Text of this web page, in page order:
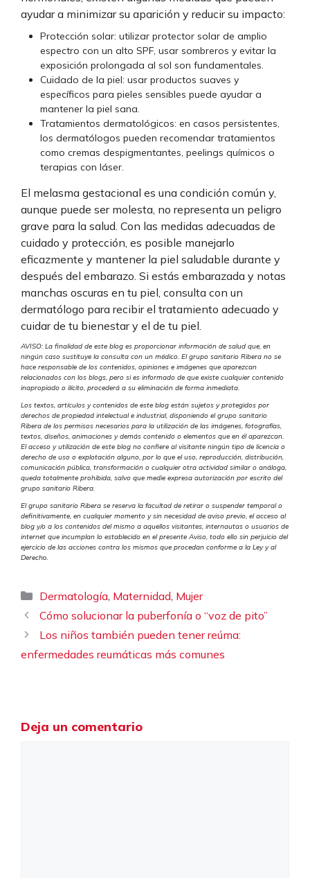
ayudar a minimizar su aparición y reducir su impacto:
Protección solar: utilizar protector solar de amplio
espectro con un alto SPF, usar sombreros y evitar la
exposición prolongada al sol son fundamentales.
Cuidado de la piel: usar productos suaves y
específicos para pieles sensibles puede ayudar a
mantener la piel sana.
Tratamientos dermatológicos: en casos persistentes,
los dermatólogos pueden recomendar tratamientos
como cremas despigmentantes, peelings químicos o
terapias con láser.
El melasma gestacional es una condición común y,
aunque puede ser molesta, no representa un peligro
grave para la salud. Con las medidas adecuadas de
cuidado y protección, es posible manejarlo
eficazmente y mantener la piel saludable durante y
después del embarazo. Si estás embarazada y notas
manchas oscuras en tu piel, consulta con un
dermatólogo para recibir el tratamiento adecuado y
cuidar de tu bienestar y el de tu piel.
AVISO: La finalidad de este blog es proporcionar información de salud que, en
ningún caso sustituye la consulta con un médico. El grupo sanitario Ribera no se
hace responsable de los contenidos, opiniones e imágenes que aparezcan
relacionados con los blogs, pero si es informado de que existe cualquier contenido
inapropiado o ilícito, procederá a su eliminación de forma inmediata.
Los textos, artículos y contenidos de este blog están sujetos y protegidos por
derechos de propiedad intelectual e industrial, disponiendo el grupo sanitario
Ribera de los permisos necesarios para la utilización de las imágenes, fotografías,
textos, diseños, animaciones y demás contenido o elementos que en él aparezcan.
El acceso y utilización de este blog no confiere al visitante ningún tipo de licencia o
derecho de uso o explotación alguno, por lo que el uso, reproducción, distribución,
comunicación pública, transformación o cualquier otra actividad similar o análoga,
queda totalmente prohibida, salvo que medie expresa autorización por escrito del
grupo sanitario Ribera.
El grupo sanitario Ribera se reserva la facultad de retirar o suspender temporal o
definitivamente, en cualquier momento y sin necesidad de aviso previo, el acceso al
blog y/o a los contenidos del mismo a aquellos visitantes, internautas o usuarios de
internet que incumplan lo establecido en el presente Aviso, todo ello sin perjuicio del
ejercicio de las acciones contra los mismos que procedan conforme a la Ley y al
Derecho.
Categorías
Dermatología, Maternidad, Mujer
Cómo solucionar la puberfonía o “voz de pito”
Los niños también pueden tener reúma:
enfermedades reumáticas más comunes
Deja un comentario